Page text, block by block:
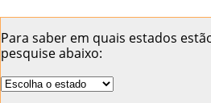
Para saber em quais estados
pesquise abaixo: